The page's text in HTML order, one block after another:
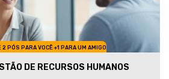
2 PÓS PARA VOCÊ +1 PARA UM AMIGO
DE RECURSOS HUMANOS